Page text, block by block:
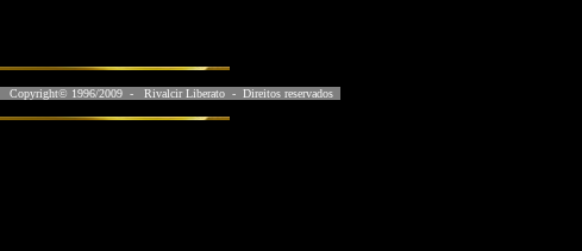
Copyright© 1996/2009 - Rivalcir Liberato - Direitos reservados